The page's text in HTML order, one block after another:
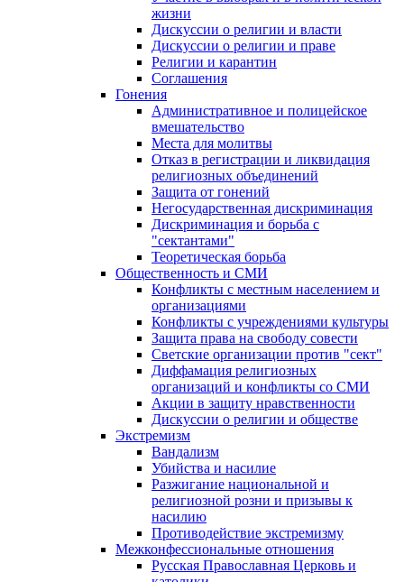
жизни
Дискуссии о религии и власти
Дискуссии о религии и праве
Религии и карантин
Соглашения
Гонения
Административное и полицейское
вмешательство
Места для молитвы
Отказ в регистрации и ликвидация
религиозных объединений
Защита от гонений
Негосударственная дискриминация
Дискриминация и борьба с
"сектантами"
Теоретическая борьба
Общественность и СМИ
Конфликты с местным населением и
организациями
Конфликты с учреждениями культуры
Защита права на свободу совести
Светские организации против "сект"
Диффамация религиозных
организаций и конфликты со СМИ
Акции в защиту нравственности
Дискуссии о религии и обществе
Экстремизм
Вандализм
Убийства и насилие
Разжигание национальной и
религиозной розни и призывы к
насилию
Противодействие экстремизму
Межконфессиональные отношения
Русская Православная Церковь и